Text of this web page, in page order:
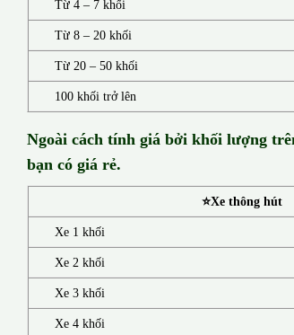
Từ 4 – 7 khối
Từ 8 – 20 khối
Từ 20 – 50 khối
100 khối trở lên
Ngoài cách tính giá bởi khối lượng
bạn có giá rẻ.
⭐Xe thông hút
Xe 1 khối
Xe 2 khối
Xe 3 khối
Xe 4 khối